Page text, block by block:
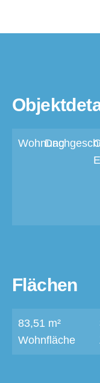
Wohnung
Flächen
83,51 m²
Wohnfläche